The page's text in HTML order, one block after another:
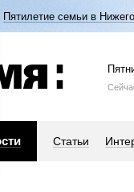
Пятилетие семьи в
Статьи